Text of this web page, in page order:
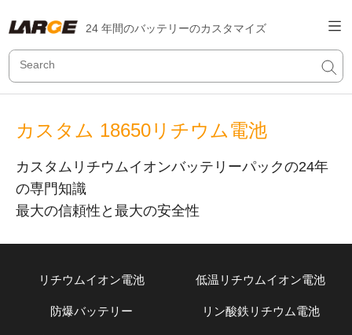
24 年間のバッテリーのカスタマイズ
カスタム 18650リチウム電池
カスタムリチウムイオンバッテリーパックの24年
の専門知識
最大の信頼性と最大の安全性
リチウムイオン電池 低温リチウムイオン電池
防爆バッテリー リン酸鉄リチウム電池